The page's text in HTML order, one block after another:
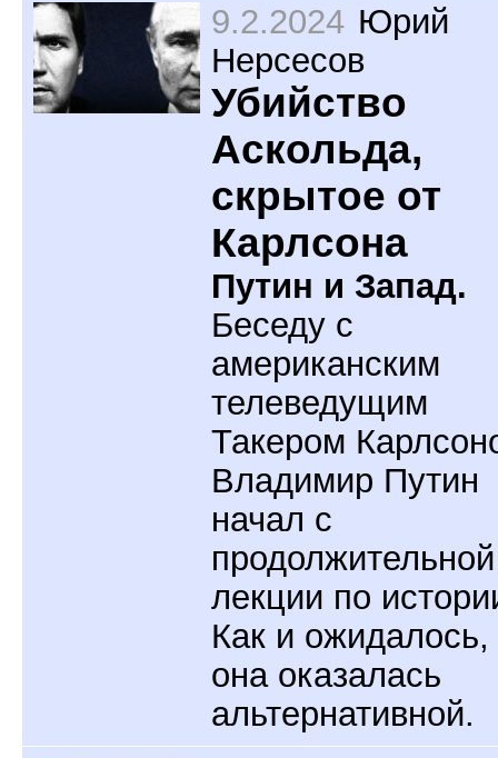
9.2.2024 Юрий
Нерсесов
Убийство
Аскольда,
скрытое от
Карлсона
Путин и Запад.
Беседу с
американским
телеведущим
Такером
Владимир Путин
начал с
продолжительной
лекции по
Как и ожидалось,
она оказалась
альтернативной.